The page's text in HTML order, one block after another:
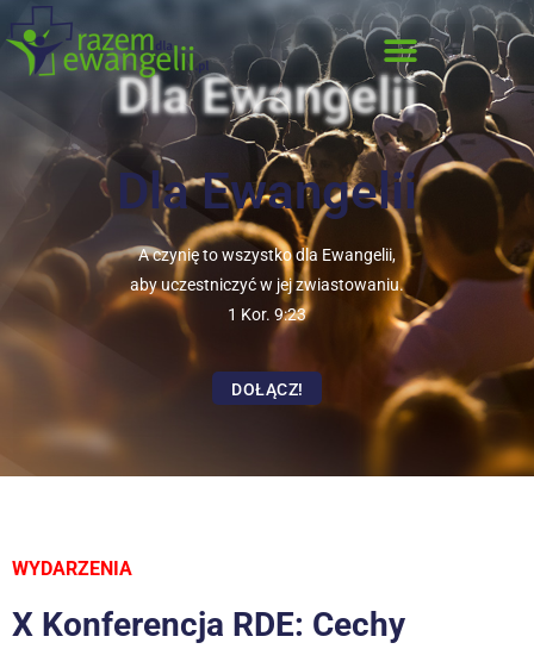
Dla Ewangelii
Dla Ewangelii
A czynię to wszystko dla Ewangelii,
aby uczestniczyć w jej zwiastowaniu.
1 Kor. 9:23
DOŁĄCZ!
WYDARZENIA
X Konferencja RDE: Cechy